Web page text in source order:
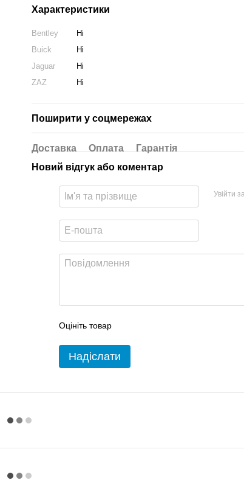
Характеристики
Bentley
Ні
Buick
Ні
Jaguar
Ні
ZAZ
Ні
Поширити у соцмережах
Доставка Оплата
Гарантія
Новий відгук або коментар
Увійти
Оцініть товар
Надіслати